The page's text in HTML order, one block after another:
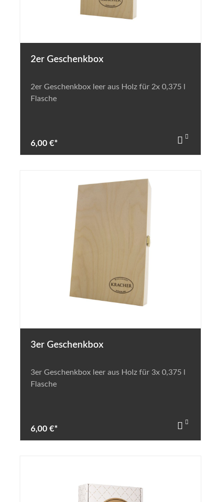
2er Geschenkbox
2er Geschenkbox leer aus Holz für 2x 0,375 l
Flasche
6,00 €*
3er Geschenkbox
3er Geschenkbox leer aus Holz für 3x 0,375 l
Flasche
6,00 €*